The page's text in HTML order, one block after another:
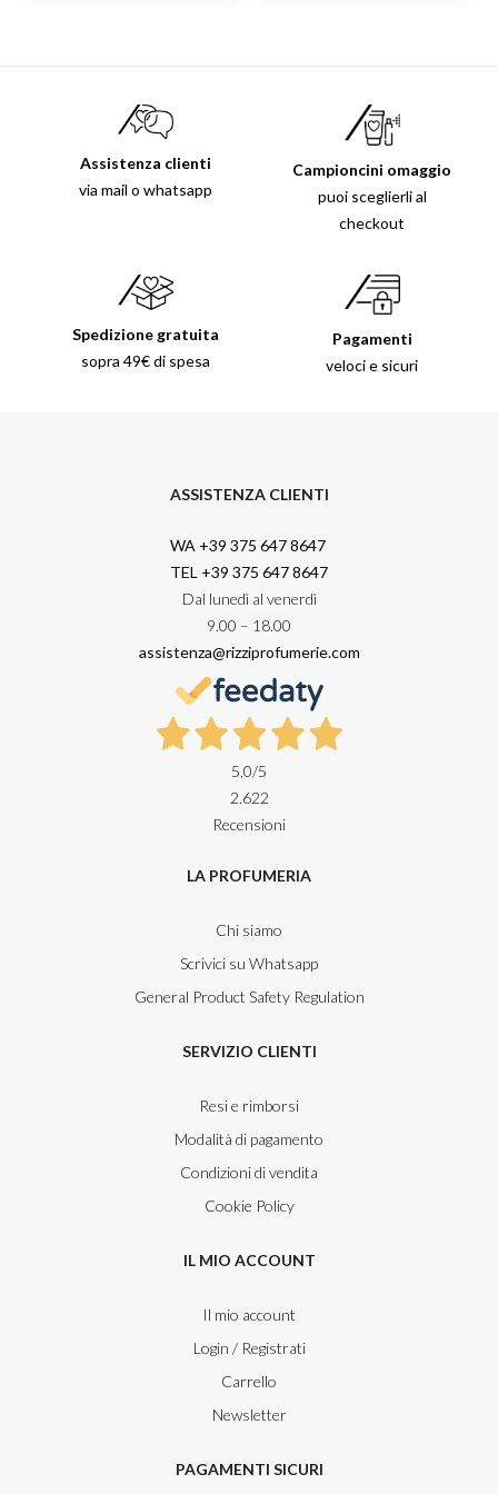
Assistenza clienti
via mail o whatsapp
Campioncini omaggio
puoi sceglierli al
checkout
Spedizione gratuita
sopra 49€ di spesa
Pagamenti
veloci e sicuri
ASSISTENZA CLIENTI
WA +39 375 647 8647
TEL +39 375 647 8647
Dal lunedì al venerdì
9.00 – 18.00
assistenza@rizziprofumerie.com
5,0/5
2.622
Recensioni
LA PROFUMERIA
Chi siamo
Scrivici su Whatsapp
General Product Safety Regulation
SERVIZIO CLIENTI
Resi e rimborsi
Modalità di pagamento
Condizioni di vendita
Cookie Policy
IL MIO ACCOUNT
Il mio account
Login / Registrati
Carrello
Newsletter
PAGAMENTI SICURI